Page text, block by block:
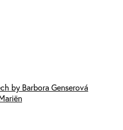
by Barbora Genserová